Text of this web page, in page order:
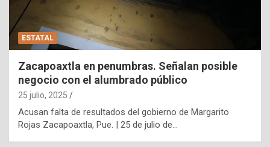
ESTATAL
Zacapoaxtla en penumbras. Señalan posible
negocio con el alumbrado público
25 julio, 2025
Acusan falta de resultados del gobierno de Margarito
Rojas Zacapoaxtla, Pue. | 25 de julio de…